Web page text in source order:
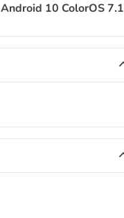
Android 10 ColorOS 7.1